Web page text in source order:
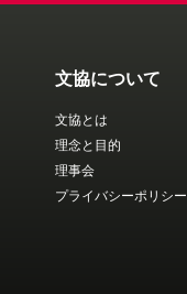
文協について
文協とは
理念と目的
理事会
プライバシーポリシー